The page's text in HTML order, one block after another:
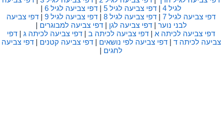
לגיל 4
| דפי צביעה לגיל 5 | דפי צביעה לגיל 6
|
דפי צביעה לגיל 7
| דפי צביעה לגיל 8 | דפי צביעה לגיל 9 | דפי צביעה
לבני נוער |דפי צביעה לגן |דפי צביעה למבוגרים |
דפי צביעה לכיתה א | דפי צביעה לכיתה ב | דפי צביעה לכיתה ג | דפי
צביעה לכיתה ד |דפי צביעה לפי נושאים |דפי צביעה קטנים |דפי צביעה
לחגים |